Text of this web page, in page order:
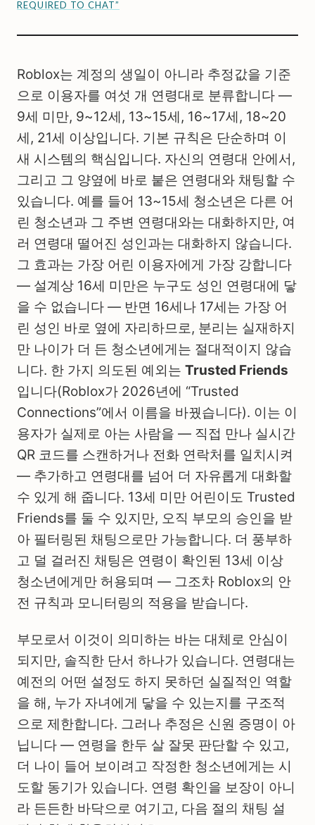
REQUIRED TO CHAT”
Roblox는 계정의 생일이 아니라 추정값을 기준
으로 이용자를 여섯 개 연령대로 분류합니다 —
9세 미만, 9~12세, 13~15세, 16~17세, 18~20
세, 21세 이상입니다. 기본 규칙은 단순하며 이
새 시스템의 핵심입니다. 자신의 연령대 안에서,
그리고 그 양옆에 바로 붙은 연령대와 채팅할 수
있습니다. 예를 들어 13~15세 청소년은 다른 어
린 청소년과 그 주변 연령대와는 대화하지만, 여
러 연령대 떨어진 성인과는 대화하지 않습니다.
그 효과는 가장 어린 이용자에게 가장 강합니다
— 설계상 16세 미만은 누구도 성인 연령대에 닿
을 수 없습니다 — 반면 16세나 17세는 가장 어
린 성인 바로 옆에 자리하므로, 분리는 실재하지
만 나이가 더 든 청소년에게는 절대적이지 않습
니다. 한 가지 의도된 예외는 Trusted Friends
입니다(Roblox가 2026년에 “Trusted
Connections”에서 이름을 바꿨습니다). 이는 이
용자가 실제로 아는 사람을 — 직접 만나 실시간
QR 코드를 스캔하거나 전화 연락처를 일치시켜
— 추가하고 연령대를 넘어 더 자유롭게 대화할
수 있게 해 줍니다. 13세 미만 어린이도 Trusted
Friends를 둘 수 있지만, 오직 부모의 승인을 받
아 필터링된 채팅으로만 가능합니다. 더 풍부하
고 덜 걸러진 채팅은 연령이 확인된 13세 이상
청소년에게만 허용되며 — 그조차 Roblox의 안
전 규칙과 모니터링의 적용을 받습니다.
부모로서 이것이 의미하는 바는 대체로 안심이
되지만, 솔직한 단서 하나가 있습니다. 연령대는
예전의 어떤 설정도 하지 못하던 실질적인 역할
을 해, 누가 자녀에게 닿을 수 있는지를 구조적
으로 제한합니다. 그러나 추정은 신원 증명이 아
닙니다 — 연령을 한두 살 잘못 판단할 수 있고,
더 나이 들어 보이려고 작정한 청소년에게는 시
도할 동기가 있습니다. 연령 확인을 보장이 아니
라 든든한 바닥으로 여기고, 다음 절의 채팅 설